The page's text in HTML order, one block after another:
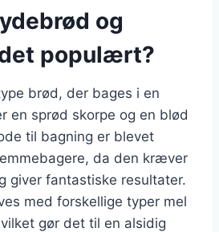
og
populært?
brød, der bages i en
en sprød skorpe og en blød
til bagning er blevet
da den kræver
giver fantastiske resultater.
med forskellige typer mel
gør det til en alsidig